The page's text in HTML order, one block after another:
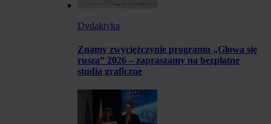
Dydaktyka
Znamy zwyciężczynie programu „Głowa się
rusza” 2026 – zapraszamy na bezpłatne
studia graficzne